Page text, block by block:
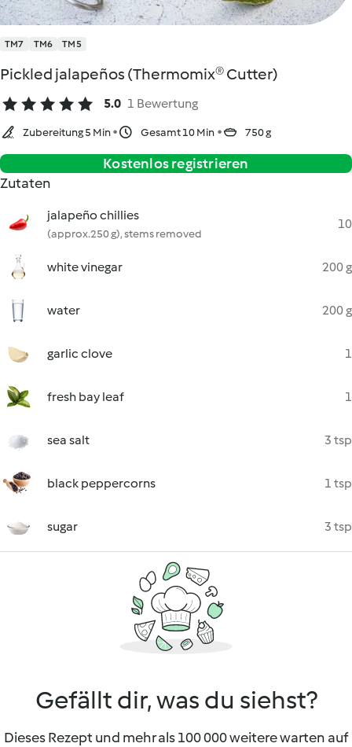
TM7 TM6 TM5
Pickled jalapeños (Thermomix® Cutter)
5.0 1 Bewertung
Zubereitung 5 Min Gesamt 10 Min 750 g
Kostenlos registrieren
Zutaten
jalapeño chillies
(approx.250 g), stems removed
10
white vinegar 200 g
water 200 g
garlic clove 1
fresh bay leaf 1
sea salt 3 tsp
black peppercorns 1 tsp
sugar 3 tsp
Gefällt dir, was du siehst?
Dieses Rezept und mehr als 100 000 weitere warten auf